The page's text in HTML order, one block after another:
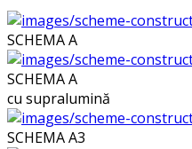
SCHEMA A
SCHEMA A
cu supralumină
SCHEMA A3